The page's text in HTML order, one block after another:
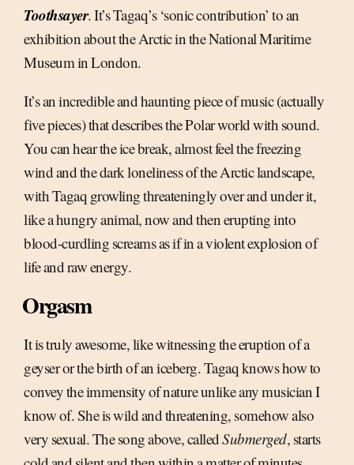
Toothsayer. It’s Tagaq’s ‘sonic contribution’ to an
exhibition about the Arctic in the National Maritime
Museum in London.
It’s an incredible and haunting piece of music (actually
five pieces) that describes the Polar world with sound.
You can hear the ice break, almost feel the freezing
wind and the dark loneliness of the Arctic landscape,
with Tagaq growling threateningly over and under it,
like a hungry animal, now and then erupting into
blood-curdling screams as if in a violent explosion of
life and raw energy.
Orgasm
It is truly awesome, like witnessing the eruption of a
geyser or the birth of an iceberg. Tagaq knows how to
convey the immensity of nature unlike any musician I
know of. She is wild and threatening, somehow also
very sexual. The song above, calledSubmerged, starts